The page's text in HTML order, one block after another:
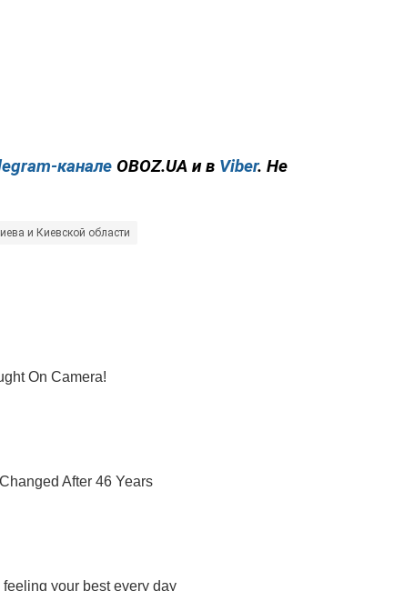
канале OBOZ.UA и в Viber. Не
и Киевской области